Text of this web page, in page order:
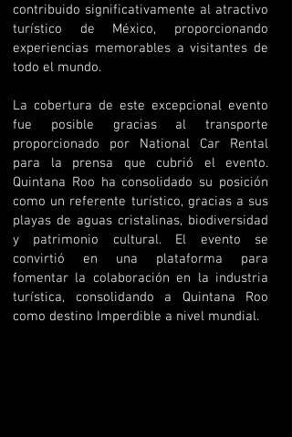
contribuido significativamente al atractivo
turístico de México, proporcionando
experiencias memorables a visitantes de
todo el mundo.
La cobertura de este excepcional evento
fue posible gracias al transporte
proporcionado por National Car Rental
para la prensa que cubrió el evento.
Quintana Roo ha consolidado su posición
como un referente turístico, gracias a sus
playas de aguas cristalinas, biodiversidad
y patrimonio cultural. El evento se
convirtió en una plataforma para
fomentar la colaboración en la industria
turística, consolidando a Quintana Roo
como destino Imperdible a nivel mundial.